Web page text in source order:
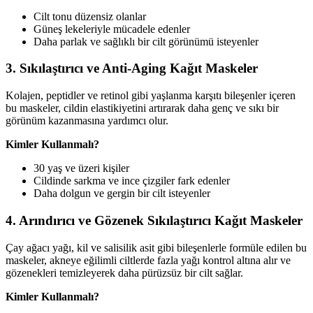
Cilt tonu düzensiz olanlar
Güneş lekeleriyle mücadele edenler
Daha parlak ve sağlıklı bir cilt görünümü isteyenler
3. Sıkılaştırıcı ve Anti-Aging Kağıt Maskeler
Kolajen, peptidler ve retinol gibi yaşlanma karşıtı bileşenler içeren
bu maskeler, cildin elastikiyetini artırarak daha genç ve sıkı bir
görünüm kazanmasına yardımcı olur.
Kimler Kullanmalı?
30 yaş ve üzeri kişiler
Cildinde sarkma ve ince çizgiler fark edenler
Daha dolgun ve gergin bir cilt isteyenler
4. Arındırıcı ve Gözenek Sıkılaştırıcı Kağıt Maskeler
Çay ağacı yağı, kil ve salisilik asit gibi bileşenlerle formüle edilen bu
maskeler, akneye eğilimli ciltlerde fazla yağı kontrol altına alır ve
gözenekleri temizleyerek daha pürüzsüz bir cilt sağlar.
Kimler Kullanmalı?